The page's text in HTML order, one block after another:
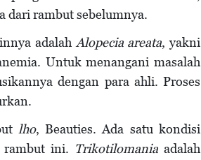
dari rambut sebelumnya.
adalah Alopecia areata, yakni
Untuk menangani masalah
dengan para ahli. Proses
lho, Beauties. Ada satu kondisi
rambut ini. Trikotilomania adalah